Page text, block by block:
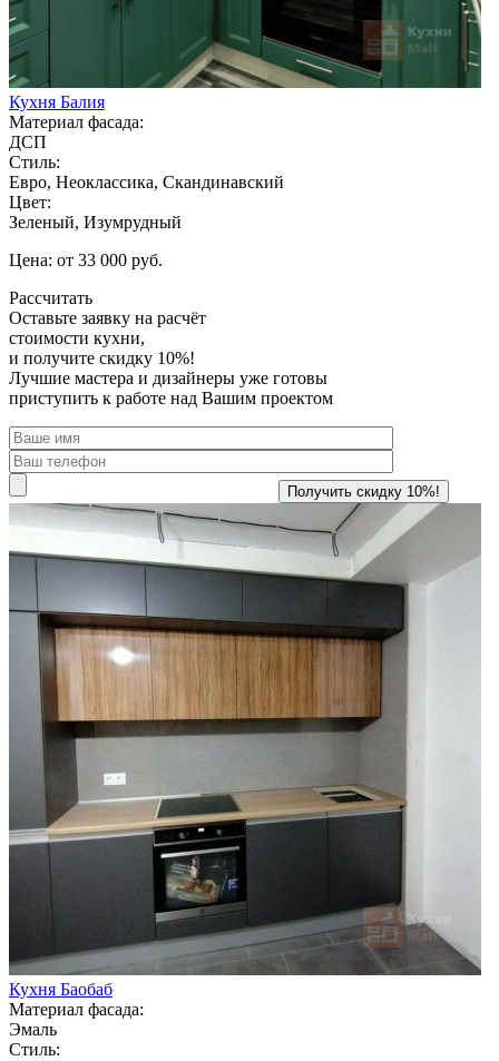
Кухня Балия
Материал фасада:
ДСП
Стиль:
Евро, Неоклассика, Скандинавский
Цвет:
Зеленый, Изумрудный
Цена: от 33 000 руб.
Рассчитать
Оставьте заявку на расчёт
стоимости кухни,
и получите скидку 10%!
Лучшие мастера и дизайнеры уже готовы
приступить к работе над Вашим проектом
Кухня Баобаб
Материал фасада:
Эмаль
Стиль: